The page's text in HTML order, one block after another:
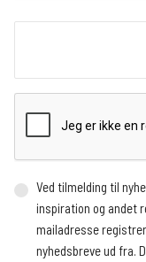
Ved tilmelding til
inspiration og andet relevant materiale fra DinBilpartner. Din e-
mailadresse registreres i vores
nyhedsbreve ud fra.